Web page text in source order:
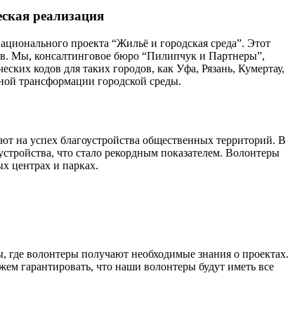
реализация
проекта “Жильё и городская среда”. Этот
Мы, консалтинговое бюро “Пилипчук и Партнеры”,
кодов для таких городов, как Уфа, Рязань, Кумертау,
трансформации городской среды.
на успех благоустройства общественных территорий. В
что стало рекордным показателем. Волонтеры
центрах и парках.
волонтеры получают необходимые знания о проектах.
гарантировать, что наши волонтеры будут иметь все